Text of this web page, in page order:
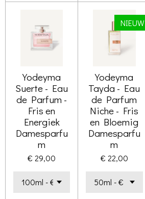
Yodeyma
Suerte - Eau
de Parfum -
Fris en
Energiek
Damesparfu
m
€ 29,00
NIEUW
Yodeyma
Tayda - Eau
de Parfum
Niche - Fris
en Bloemig
Damesparfu
m
€ 22,00